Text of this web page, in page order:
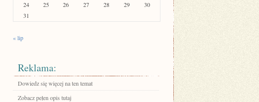
24
25 26 27 28 29
30
31
« lip
Reklama:
Dowiedz się więcej na ten temat
Zobacz pełen opis tutaj